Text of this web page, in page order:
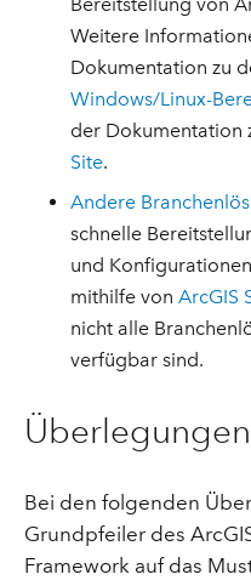
Weitere
Dokumentation zu
Windows/Linux-
der Dokumentation
Site.
Andere
schnelle
und
mithilfe vonArcGIS
nicht alle
verfügbar sind.
Überlegungen
Bei den folgenden
Grundpfeiler des
Framework auf das